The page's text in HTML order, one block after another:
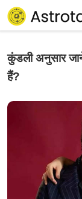
कुंडली अनुसार जानें
हैं?